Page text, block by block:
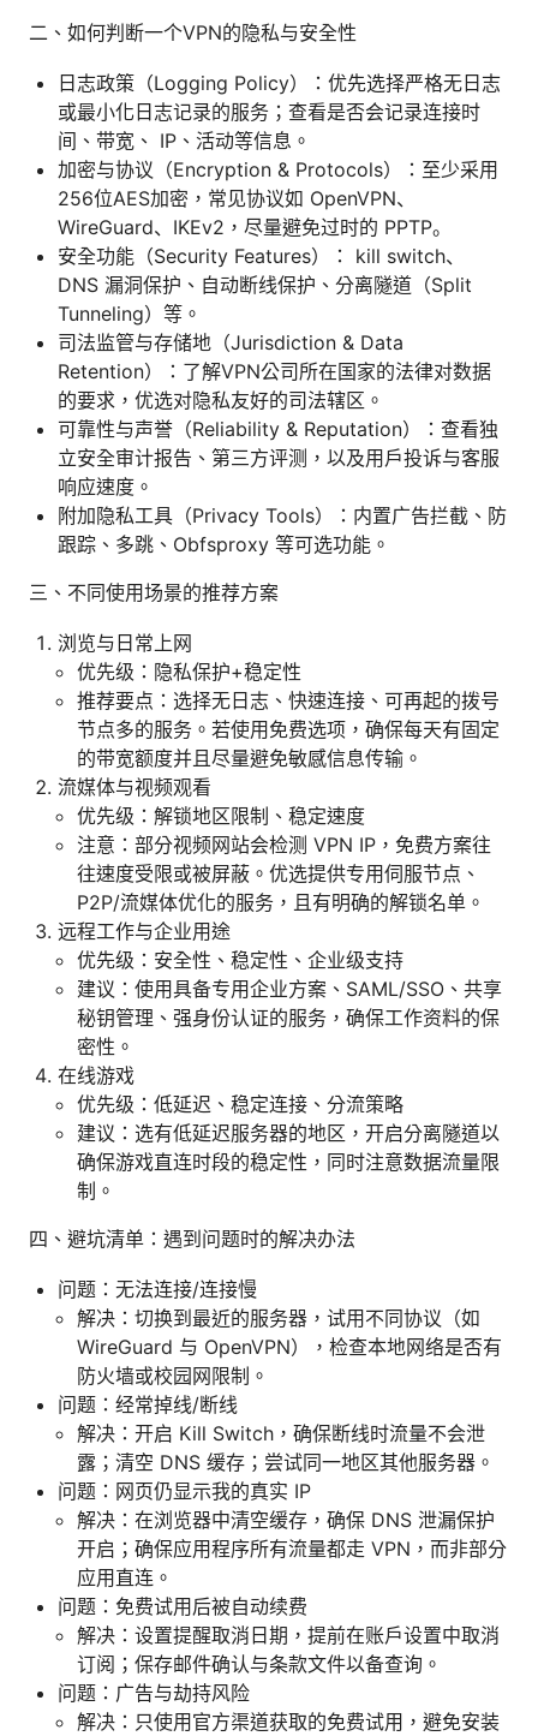
二、如何判断一个VPN的隐私与安全性
日志政策（Logging Policy）：优先选择严格无日志
或最小化日志记录的服务；查看是否会记录连接时
间、带宽、 IP、活动等信息。
加密与协议（Encryption & Protocols）：至少采用
256位AES加密，常见协议如 OpenVPN、
WireGuard、IKEv2，尽量避免过时的 PPTP。
安全功能（Security Features）： kill switch、
DNS 漏洞保护、自动断线保护、分离隧道（Split
Tunneling）等。
司法监管与存储地（Jurisdiction & Data
Retention）：了解VPN公司所在国家的法律对数据
的要求，优选对隐私友好的司法辖区。
可靠性与声誉（Reliability & Reputation）：查看独
立安全审计报告、第三方评测，以及用户投诉与客服
响应速度。
附加隐私工具（Privacy Tools）：内置广告拦截、防
跟踪、多跳、Obfsproxy 等可选功能。
三、不同使用场景的推荐方案
浏览与日常上网
优先级：隐私保护+稳定性
推荐要点：选择无日志、快速连接、可再起的拨号
节点多的服务。若使用免费选项，确保每天有固定
的带宽额度并且尽量避免敏感信息传输。
流媒体与视频观看
优先级：解锁地区限制、稳定速度
注意：部分视频网站会检测 VPN IP，免费方案往
往速度受限或被屏蔽。优选提供专用伺服节点、
P2P/流媒体优化的服务，且有明确的解锁名单。
远程工作与企业用途
优先级：安全性、稳定性、企业级支持
建议：使用具备专用企业方案、SAML/SSO、共享
秘钥管理、强身份认证的服务，确保工作资料的保
密性。
在线游戏
优先级：低延迟、稳定连接、分流策略
建议：选有低延迟服务器的地区，开启分离隧道以
确保游戏直连时段的稳定性，同时注意数据流量限
制。
四、避坑清单：遇到问题时的解决办法
问题：无法连接/连接慢
解决：切换到最近的服务器，试用不同协议（如
WireGuard 与 OpenVPN），检查本地网络是否有
防火墙或校园网限制。
问题：经常掉线/断线
解决：开启 Kill Switch，确保断线时流量不会泄
露；清空 DNS 缓存；尝试同一地区其他服务器。
问题：网页仍显示我的真实 IP
解决：在浏览器中清空缓存，确保 DNS 泄漏保护
开启；确保应用程序所有流量都走 VPN，而非部分
应用直连。
问题：免费试用后被自动续费
解决：设置提醒取消日期，提前在账户设置中取消
订阅；保存邮件确认与条款文件以备查询。
问题：广告与劫持风险
解决：只使用官方渠道获取的免费试用，避免安装